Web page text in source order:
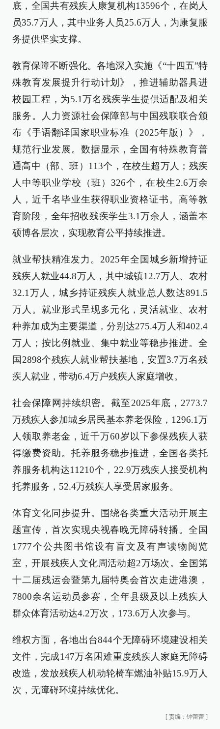
底，全国共有残疾人康复机构13596个，在岗人
员35.7万人，其中业务人员25.6万人，为康复服
务提供坚实支撑。
教育保障不断强化。各地深入实施《“十四五”特
殊教育发展提升行动计划》，推进辅助器具进
校园工程，为5.1万名残疾学生提供适配及相关
服务。人力资源社会保障部与中国残联联合颁
布《手语翻译国家职业标准（2025年版）》，
规范行业发展。数据显示，全国有特殊教育普
通高中（部、班）113个，在校生超万人；残疾
人中等职业学校（班）326个，在校生2.6万余
人，近千名毕业生获得职业资格证书。高等教
育阶段，全年招收残疾学生3.1万余人，涵盖本
硕博各层次，实现教育公平持续推进。
就业帮扶精准发力。2025年全国城乡新增持证
残疾人就业44.8万人，其中城镇12.7万人、农村
32.1万人，城乡持证残疾人就业总人数达891.5
万人。就业形式呈现多元化，灵活就业、农村
种养加成为主要渠道，分别达275.4万人和402.4
万人；按比例就业、集中就业等稳步推进。全
国2898个残疾人就业帮扶基地，安置3.7万名残
疾人就业，带动6.4万户残疾人家庭增收。
社会保障网持续织密。截至2025年底，2773.7
万残疾人参加城乡居民基本养老保险，1296.1万
人领取养老金，近千万60岁以下参保残疾人获
得缴费资助。托养服务稳步推进，全国各类托
养服务机构达11210个，22.9万残疾人接受机构
托养服务，52.4万残疾人享受居家服务。
体育文化同步提升。围绕各类重大活动开展主
题宣传，首次实现央视春晚无障碍转播。全国
1777个公共图书馆设有盲文及有声读物阅览
室，开展残疾人文化周活动超2万场次。全国第
十二届残运会暨第九届特奥会首次走进港澳，
7800余名运动员参赛，全年县级及以上残疾人
群众体育活动达4.2万次，173.6万人次参与。
维权方面，各地出台844个无障碍环境建设相关
文件，完成147万名困难重度残疾人家庭无障碍
改造，发放残疾人机动轮椅车燃油补贴15.9万人
次，无障碍环境持续优化。
[ 责编：钟蕾蕾 ]